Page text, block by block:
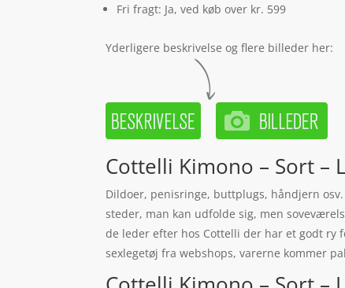
Fri fragt: Ja, ved køb over kr. 599
Yderligere beskrivelse og flere billeder her:
Cottelli Kimono – Sort –
Dildoer, penisringe, buttplugs, håndjern
steder, man kan udfolde sig, men
de leder efter hos Cottelli der har et godt ry
sexlegetøj fra webshops, varerne kommer